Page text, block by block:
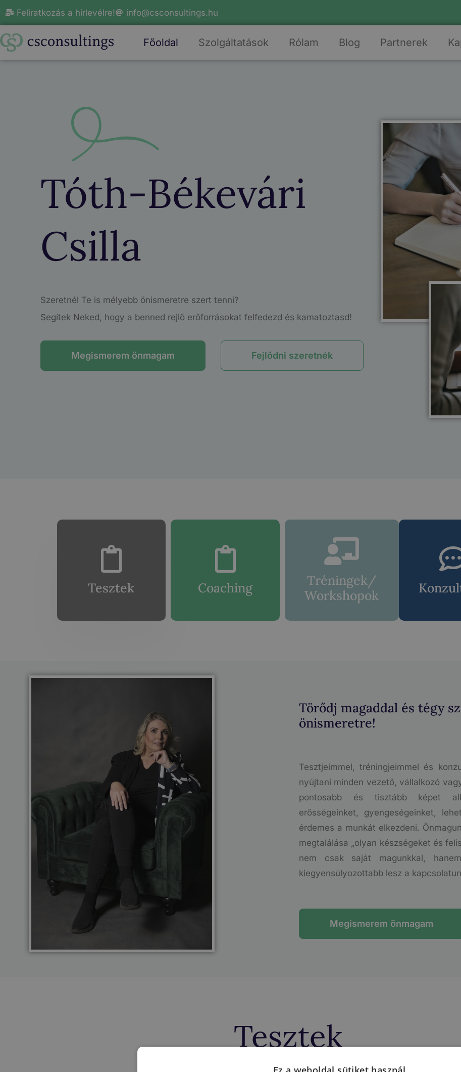
Feliratkozás a hírlevélre! info@csconsultings.hu
Főoldal Szolgáltatások Rólam Blog Partnerek
Tóth-Békevári
Csilla
Szeretnél Te is mélyebb önismeretre szert tenni?
Segítek Neked, hogy a benned rejlő erőforrásokat felfedezd és kamatoztasd!
Megismerem önmagam Fejlődni szeretnék
Tesztek Coaching
Tréningek/
Workshopok
Törődj magaddal és tégy
önismeretre!
Tesztjeimmel, tréningjeimmel és
nyújtani minden vezető, vállalkozó
pontosabb és tisztább képet
erősségeinket, gyengeségeinket,
érdemes a munkát elkezdeni.
megtalálása „olyan készségeket és
nem csak saját magunkkal,
kiegyensúlyozottabb lesz a
Megismerem önmagam
Tesztek